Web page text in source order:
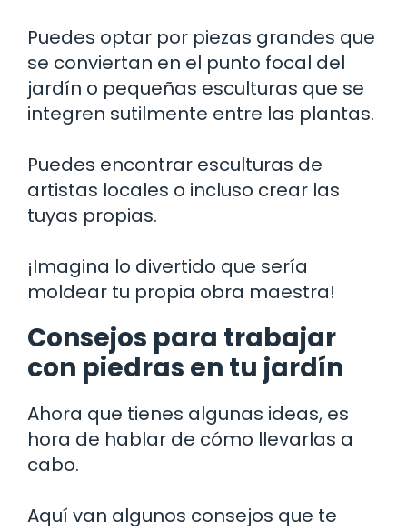
Puedes optar por piezas grandes que
se conviertan en el punto focal del
jardín o pequeñas esculturas que se
integren sutilmente entre las plantas.
Puedes encontrar esculturas de
artistas locales o incluso crear las
tuyas propias.
¡Imagina lo divertido que sería
moldear tu propia obra maestra!
Consejos para trabajar
con piedras en tu jardín
Ahora que tienes algunas ideas, es
hora de hablar de cómo llevarlas a
cabo.
Aquí van algunos consejos que te